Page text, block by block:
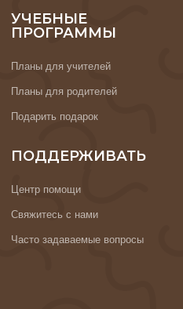
УЧЕБНЫЕ
ПРОГРАММЫ
Планы для учителей
Планы для родителей
Подарить подарок
ПОДДЕРЖИВАТЬ
Центр помощи
Свяжитесь с нами
Часто задаваемые вопросы